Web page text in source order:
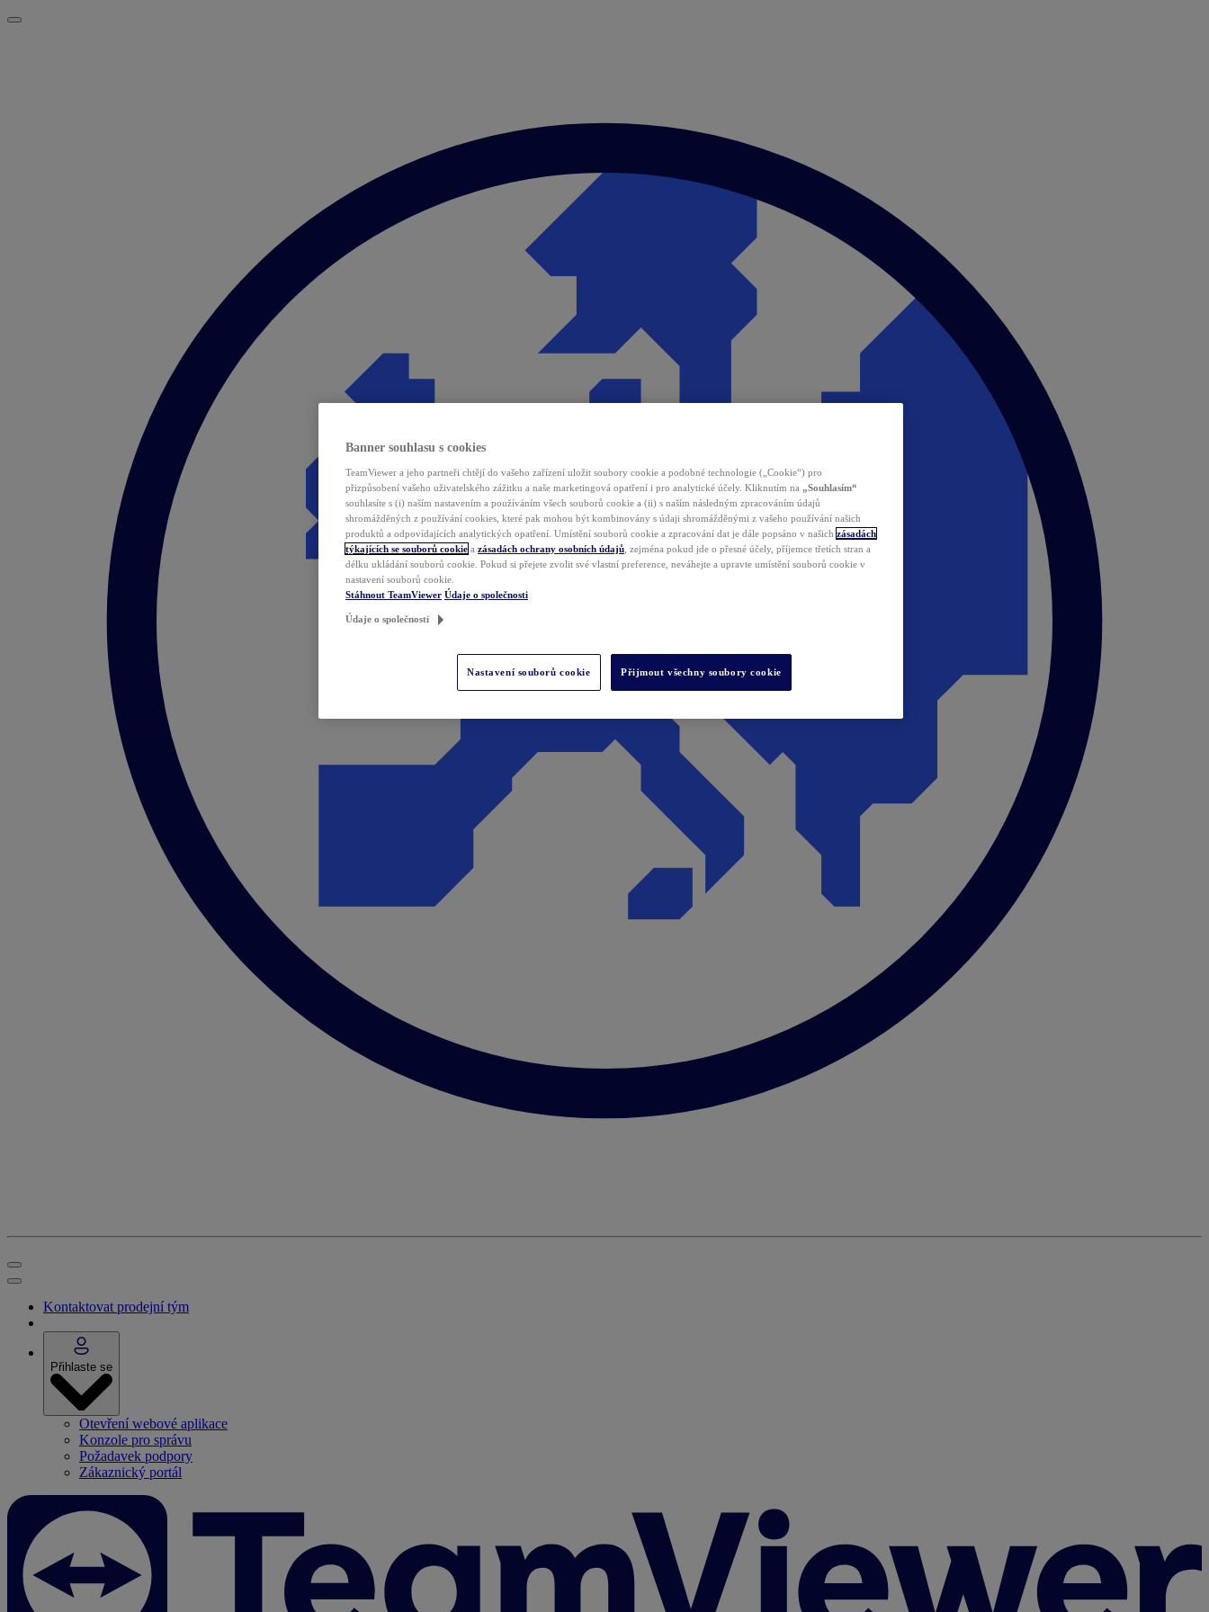
Kontaktovat prodejní tým
Přihlaste se
Otevření webové aplikace
Konzole pro správu
Požadavek podpory
Zákaznický portál
Banner souhlasu s cookies
TeamViewer a jeho partneři chtějí do vašeho zařízení uložit soubory cookie a podobné technologie („Cookie“) pro
přizpůsobení vašeho uživatelského zážitku a naše marketingová opatření i pro analytické účely. Kliknutím na „Souhlasím“
souhlasíte s (i) naším nastavením a používáním všech souborů cookie a (ii) s naším následným zpracováním údajů
shromážděných z používání cookies, které pak mohou být kombinovány s údaji shromážděnými z vašeho používání našich
produktů a odpovídajících analytických opatření. Umístění souborů cookie a zpracování dat je dále popsáno v našich zásadách
týkajících se souborů cookie a zásadách ochrany osobních údajů , zejména pokud jde o přesné účely, příjemce třetích stran a
délku ukládání souborů cookie. Pokud si přejete zvolit své vlastní preference, neváhejte a upravte umístění souborů cookie v
nastavení souborů cookie.
Stáhnout TeamViewer Údaje o společnosti
Údaje o společnosti
Nastavení souborů cookie Přijmout všechny soubory cookie